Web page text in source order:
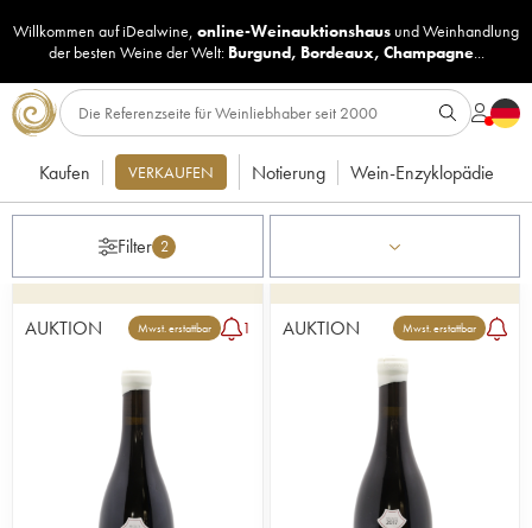
Willkommen auf iDealwine, online-Weinauktionshaus undWeinhandlung
der besten Weine der Welt: Burgund, Bordeaux, Champagne...
Kaufen VERKAUFEN Notierung Wein-Enzyklopädie
Filter 2
AUKTION Mwst. erstattbar 1 AUKTION Mwst. erstattbar